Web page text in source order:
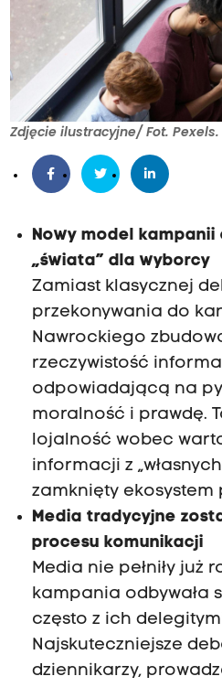
Zdjęcie ilustracyjne/ Fot. Pexels.
Nowy model
„świata” dla wyborcy
Zamiast klasycznej
przekonywania do
Nawrockiego
rzeczywistość
odpowiadającą na
moralność i prawdę.
lojalność wobec
informacji z
zamknięty ekosystem
Media tradycyjne
procesu komunikacji
Media nie pełniły już
kampania odbywała
często z ich
Najskuteczniejsze
dziennikarzy,